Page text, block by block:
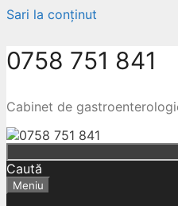
Sari la conținut
0758 751 841
Cabinet de
Caută
Meniu